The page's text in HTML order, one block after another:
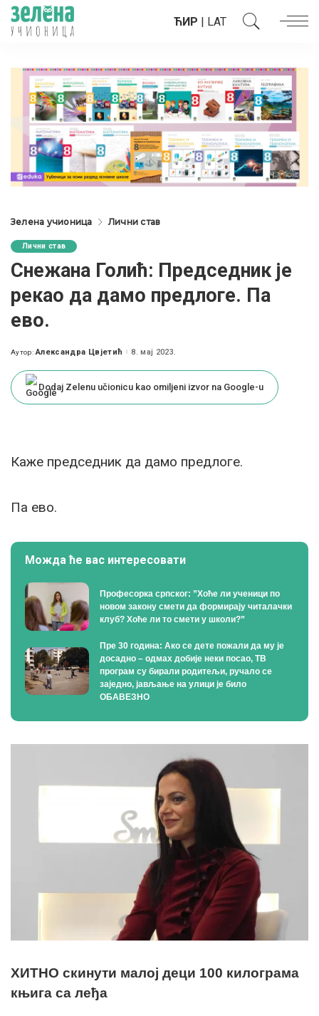
ЋИР | LAT
Зелена учионица Лични став
Лични став
Снежана Голић: Председник је
рекао да дамо предлоге. Па
ево.
Posted
Аутор: Александра Цвјетић 8. мај 2023.
Dodaj Zelenu učionicu kao omiljeni izvor na Google-u
Каже председник да дамо предлоге.
Па ево.
Можда ће вас интересовати
Професорка српског: ”Хоће ли ученици по
новом закону смети да формирају читалачки
клуб? Хоће ли то смети у школи?”
Пре 30 година: Ако се дете пожали да му је
досадно – одмах добије неки посао, ТВ
програм су бирали родитељи, ручало се
заједно, јављање на улици је било
ОБАВЕЗНО
ХИТНО скинути малој деци 100 килограма
књига са леђа